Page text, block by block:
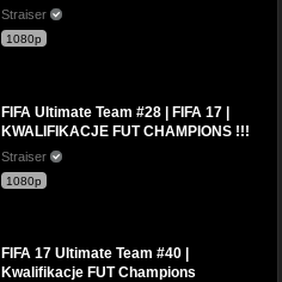
Straiser
1080p
FIFA Ultimate Team #28 | FIFA 17 |
KWALIFIKACJE FUT CHAMPIONS !!!
Straiser
1080p
FIFA 17 Ultimate Team #40 |
Kwalifikacje FUT Champions